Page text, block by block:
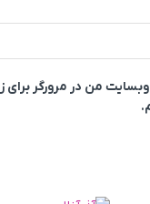
من در مرورگر برای